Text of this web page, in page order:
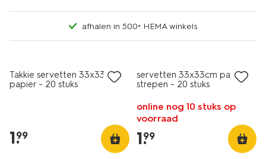
afhalen in 500+ HEMA winkels
Takkie servetten 33x33cm
papier - 20 stuks
1.
99
servetten 33x33cm papier
strepen - 20 stuks
online nog 10 stuks op
voorraad
1.
99